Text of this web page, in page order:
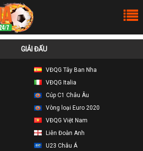
GIẢI ĐẤU
VĐQG Tây Ban Nha
VĐQG Italia
Cúp C1 Châu Âu
Vòng loại Euro 2020
VĐQG Việt Nam
Liên Đoàn Anh
U23 Châu Á